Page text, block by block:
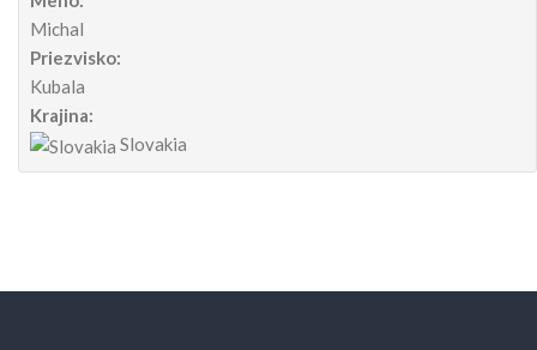
Michal
Priezvisko:
Kubala
Krajina:
Slovakia